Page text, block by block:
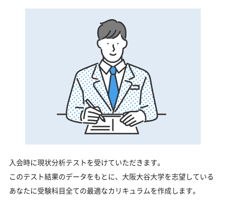
入会時に現状分析テストを受けていただきます。
このテスト結果のデータをもとに、大阪大谷大学を志望している
あなたに受験科目全ての最適なカリキュラムを作成します。